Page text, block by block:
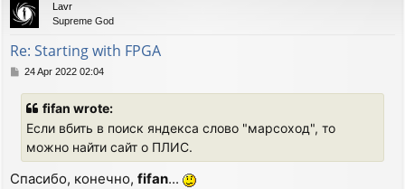
Lavr
Supreme God
Re: Starting with FPGA
P24 Apr 2022 02:04
fifan wrote:
Если вбить в поиск яндекса слово "марсоход", то
можно найти сайт о ПЛИС.
Спасибо, конечно, fifan...